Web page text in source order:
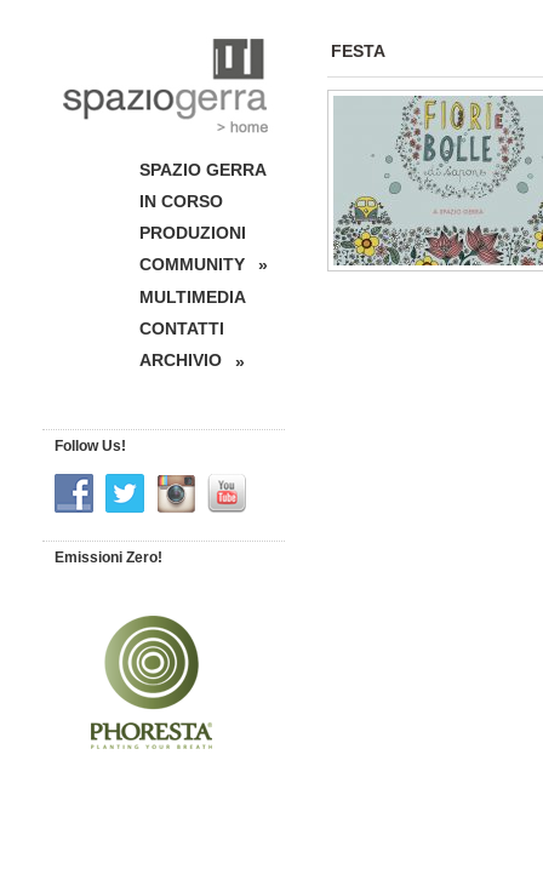
FESTA
SPAZIO GERRA
IN CORSO
PRODUZIONI
COMMUNITY
»
MULTIMEDIA
CONTATTI
ARCHIVIO
»
Follow Us!
Emissioni Zero!